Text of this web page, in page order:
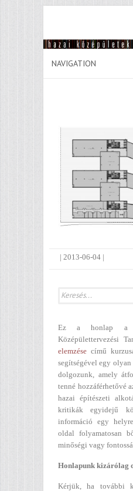
| 2013-06-04 |
Ez a honlap a
Középülettervezési
elemzése című
segítségével egy olyan
dolgozunk, amely
tenné hozzáférhetővé
hazai építészeti
kritikák egyidejű
információ egy
oldal folyamatosan
minőségi vagy
Honlapunk kizárólag
Kérjük, ha további